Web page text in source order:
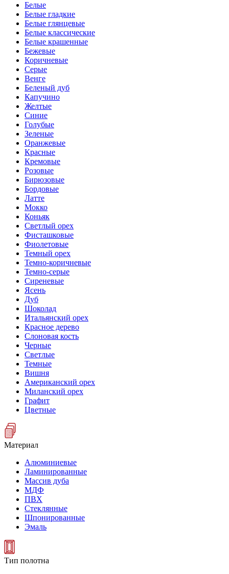
Белые
Белые гладкие
Белые глянцевые
Белые классические
Белые крашенные
Бежевые
Коричневые
Серые
Венге
Беленый дуб
Капучино
Желтые
Синие
Голубые
Зеленые
Оранжевые
Красные
Кремовые
Розовые
Бирюзовые
Бордовые
Латте
Мокко
Коньяк
Светлый орех
Фисташковые
Фиолетовые
Темный орех
Темно-коричневые
Темно-серые
Сиреневые
Ясень
Дуб
Шоколад
Итальянский орех
Красное дерево
Слоновая кость
Черные
Светлые
Темные
Вишня
Американский орех
Миланский орех
Графит
Цветные
Материал
Алюминиевые
Ламинированные
Массив дуба
МДФ
ПВХ
Стеклянные
Шпонированные
Эмаль
Тип полотна